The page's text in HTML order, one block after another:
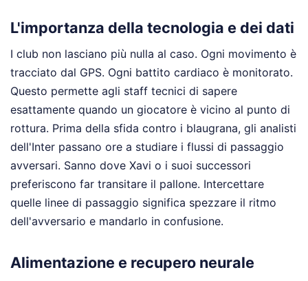
L'importanza della tecnologia e dei dati
I club non lasciano più nulla al caso. Ogni movimento è
tracciato dal GPS. Ogni battito cardiaco è monitorato.
Questo permette agli staff tecnici di sapere
esattamente quando un giocatore è vicino al punto di
rottura. Prima della sfida contro i blaugrana, gli analisti
dell'Inter passano ore a studiare i flussi di passaggio
avversari. Sanno dove Xavi o i suoi successori
preferiscono far transitare il pallone. Intercettare
quelle linee di passaggio significa spezzare il ritmo
dell'avversario e mandarlo in confusione.
Alimentazione e recupero neurale